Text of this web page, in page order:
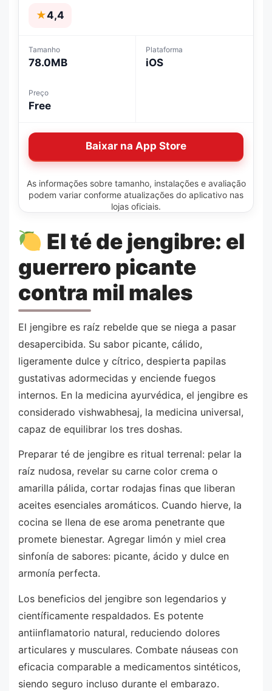
★4,4
Tamanho
78.0MB
Plataforma
iOS
Preço
Free
Baixar na App Store
As informações sobre tamanho, instalações e avaliação
podem variar conforme atualizações do aplicativo nas
lojas oficiais.
El té de jengibre: el
guerrero picante
contra mil males
El jengibre es raíz rebelde que se niega a pasar
desapercibida. Su sabor picante, cálido,
ligeramente dulce y cítrico, despierta papilas
gustativas adormecidas y enciende fuegos
internos. En la medicina ayurvédica, el jengibre es
considerado vishwabhesaj, la medicina universal,
capaz de equilibrar los tres doshas.
Preparar té de jengibre es ritual terrenal: pelar la
raíz nudosa, revelar su carne color crema o
amarilla pálida, cortar rodajas finas que liberan
aceites esenciales aromáticos. Cuando hierve, la
cocina se llena de ese aroma penetrante que
promete bienestar. Agregar limón y miel crea
sinfonía de sabores: picante, ácido y dulce en
armonía perfecta.
Los beneficios del jengibre son legendarios y
científicamente respaldados. Es potente
antiinflamatorio natural, reduciendo dolores
articulares y musculares. Combate náuseas con
eficacia comparable a medicamentos sintéticos,
siendo seguro incluso durante el embarazo.